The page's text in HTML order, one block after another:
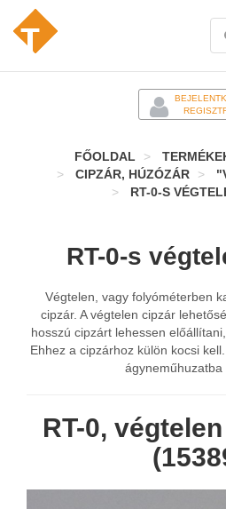
FŐOLDAL
CIPZÁR, HÚZÓZÁR
RT-0-S
RT-0-s
Végtelen, vagy folyóméterben
cipzár. A végtelen cipzár
hosszú cipzárt lehessen
Ehhez a cipzárhoz külön kocsi
ágyneműhuzatba
RT-0,